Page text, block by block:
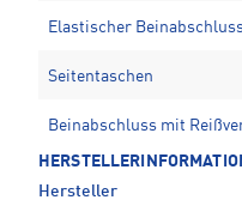
Elastischer
Seitentaschen
Beinabschluss mit
Hersteller